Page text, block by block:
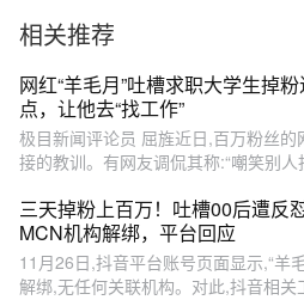
不好笑
相关推荐
网红“羊毛月”吐槽求职大学生掉
点，让他去“找工作”
极目新闻评论员 屈旌近日,百万粉丝的
接的教训。有网友调侃其称:“嘲笑别人
三天掉粉上百万！吐槽00后遭反
MCN机构解绑，平台回应
11月26日,抖音平台账号页面显示,“羊
解绑,无任何关联机构。对此,抖音相关